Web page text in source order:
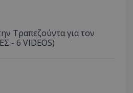
Τραπεζούντα για τον
- 6 VIDEOS)